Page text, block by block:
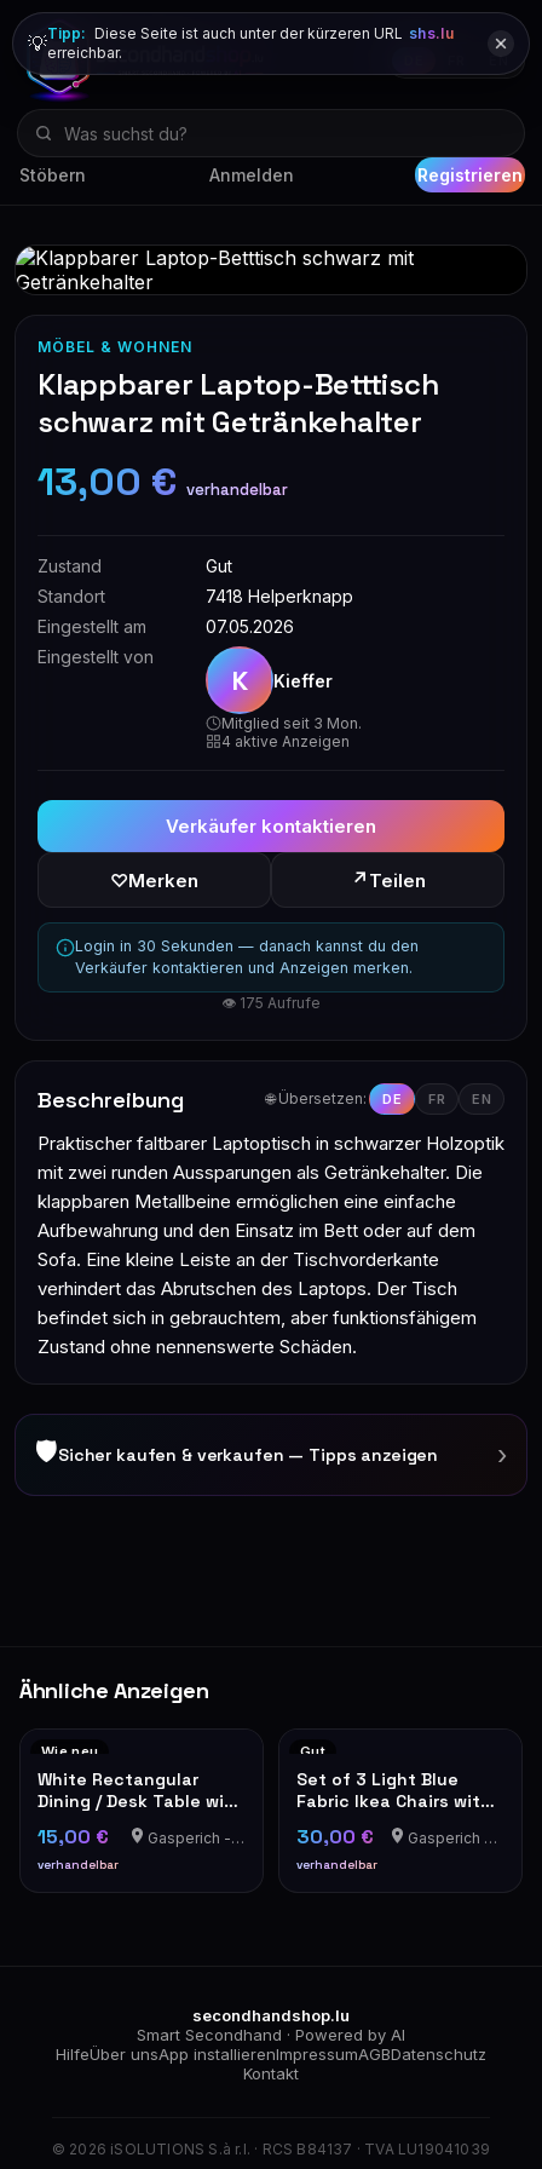
Stöbern Anmelden Registrieren
💡Tipp: Diese Seite ist auch unter der kürzeren URL shs.lu
erreichbar.
MÖBEL & WOHNEN
Klappbarer Laptop-Betttisch
schwarz mit Getränkehalter
13,00 € verhandelbar
Zustand
Gut
Standort
7418 Helperknapp
Eingestellt am
07.05.2026
Eingestellt von
K Kieffer
Mitglied seit 3 Mon.
4 aktive Anzeigen
Verkäufer kontaktieren
♡Merken ↗ Teilen
Login in 30 Sekunden — danach kannst du den
Verkäufer kontaktieren und Anzeigen merken.
👁 175 Aufrufe
Beschreibung 🌐 Übersetzen: DE FR EN
Praktischer faltbarer Laptoptisch in schwarzer Holzoptik
mit zwei runden Aussparungen als Getränkehalter. Die
klappbaren Metallbeine ermöglichen eine einfache
Aufbewahrung und den Einsatz im Bett oder auf dem
Sofa. Eine kleine Leiste an der Tischvorderkante
verhindert das Abrutschen des Laptops. Der Tisch
befindet sich in gebrauchtem, aber funktionsfähigem
Zustand ohne nennenswerte Schäden.
🛡Sicher kaufen & verkaufen — Tipps anzeigen ›
Ähnliche Anzeigen
Wie neu
White Rectangular
Dining / Desk Table with
Metal Legs, Ikea
MELLTORP
15,00 €
verhandelbar
Gasperich - Luxembourg
Gut
Set of 3 Light Blue
Fabric Ikea Chairs with
Wooden Legs
30,00 €
verhandelbar
Gasperich - Luxembourg
secondhandshop.lu
Smart Secondhand · Powered by AI
HilfeÜber unsApp installierenImpressumAGBDatenschutz
Kontakt
© 2026 iSOLUTIONS S.à r.l. · RCS B84137 · TVA LU19041039